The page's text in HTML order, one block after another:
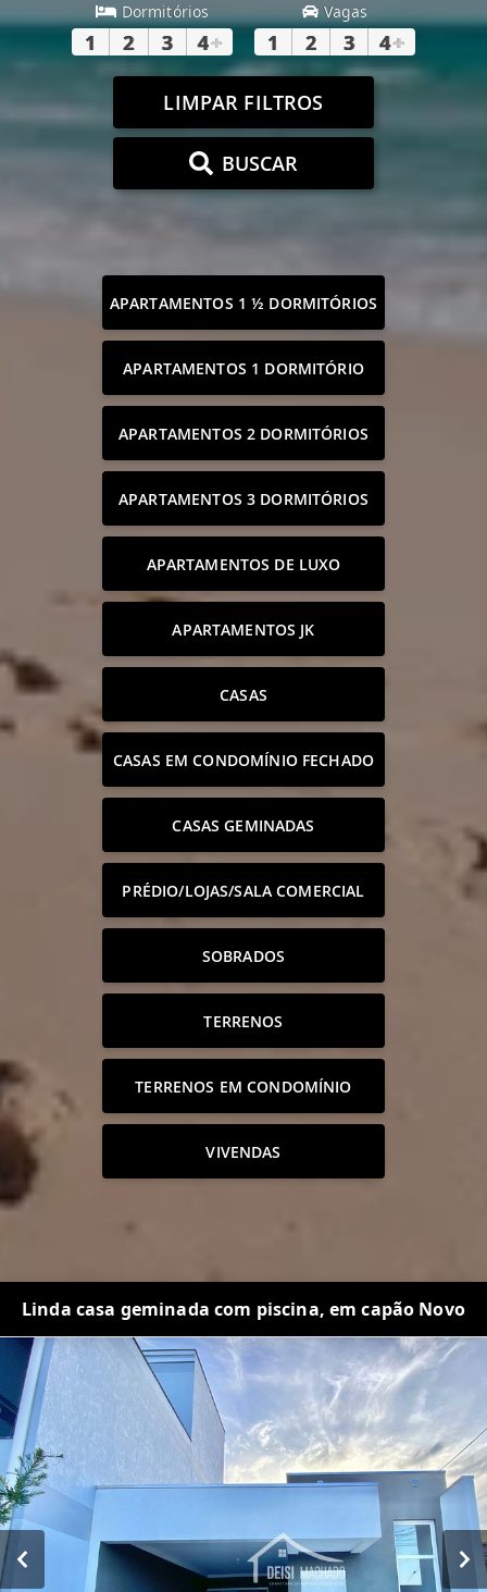
Dormitórios
1 2 3 4+
Vagas
1 2 3 4+
LIMPAR FILTROS
BUSCAR
APARTAMENTOS 1 ½ DORMITÓRIOS
APARTAMENTOS 1 DORMITÓRIO
APARTAMENTOS 2 DORMITÓRIOS
APARTAMENTOS 3 DORMITÓRIOS
APARTAMENTOS DE LUXO
APARTAMENTOS JK
CASAS
CASAS EM CONDOMÍNIO FECHADO
CASAS GEMINADAS
PRÉDIO/LOJAS/SALA COMERCIAL
SOBRADOS
TERRENOS
TERRENOS EM CONDOMÍNIO
VIVENDAS
Linda casa geminada com piscina, em capão Novo